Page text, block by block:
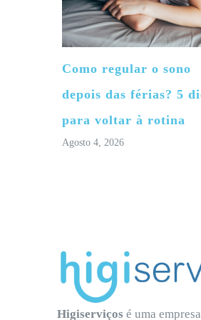
Como regular o sono
depois das férias? 5
para voltar à rotina
Agosto 4, 2026
Higiserviços é uma